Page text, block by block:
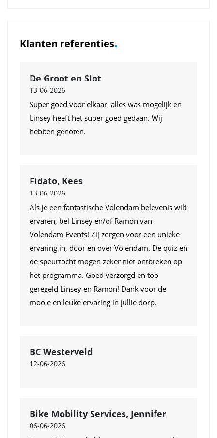
Klanten referenties.
De Groot en Slot
13-06-2026
Super goed voor elkaar, alles was mogelijk en
Linsey heeft het super goed gedaan. Wij
hebben genoten.
Fidato, Kees
13-06-2026
Als je een fantastische Volendam belevenis wilt
ervaren, bel Linsey en/of Ramon van
Volendam Events! Zij zorgen voor een unieke
ervaring in, door en over Volendam. De quiz en
de speurtocht mogen zeker niet ontbreken op
het programma. Goed verzorgd en top
geregeld Linsey en Ramon! Dank voor de
mooie en leuke ervaring in jullie dorp.
BC Westerveld
12-06-2026
Bike Mobility Services, Jennifer
06-06-2026